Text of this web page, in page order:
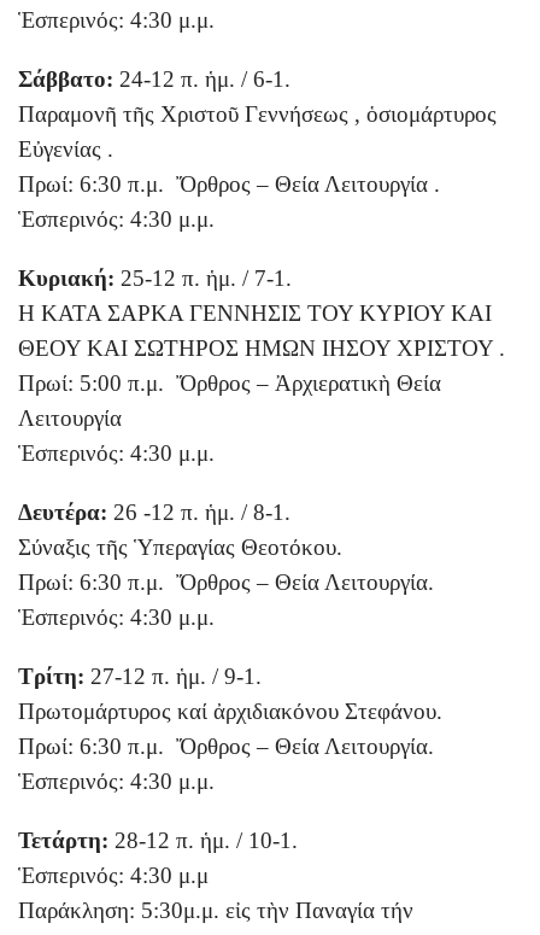
Ἑσπερινός: 4:30 μ.μ.
Σάββατο: 24-12 π. ἡμ. / 6-1.
Παραμονῆ τῆς Χριστοῦ Γεννήσεως , ὁσιομάρτυρος
Εὐγενίας .
Πρωί: 6:30 π.μ. Ὄρθρος – Θεία Λειτουργία .
Ἑσπερινός: 4:30 μ.μ.
Κυριακή: 25-12 π. ἡμ. / 7-1.
Η ΚΑΤΑ ΣΑΡΚΑ ΓΕΝΝΗΣΙΣ ΤΟΥ ΚΥΡΙΟΥ ΚΑΙ
ΘΕΟΥ ΚΑΙ ΣΩΤΗΡΟΣ ΗΜΩΝ ΙΗΣΟΥ ΧΡΙΣΤΟΥ .
Πρωί: 5:00 π.μ. Ὄρθρος – Ἀρχιερατικὴ Θεία
Λειτουργία
Ἑσπερινός: 4:30 μ.μ.
Δευτέρα: 26 -12 π. ἡμ. / 8-1.
Σύναξις τῆς Ὑπεραγίας Θεοτόκου.
Πρωί: 6:30 π.μ. Ὄρθρος – Θεία Λειτουργία.
Ἑσπερινός: 4:30 μ.μ.
Τρίτη: 27-12 π. ἡμ. / 9-1.
Πρωτομάρτυρος καί ἀρχιδιακόνου Στεφάνου.
Πρωί: 6:30 π.μ. Ὄρθρος – Θεία Λειτουργία.
Ἑσπερινός: 4:30 μ.μ.
Τετάρτη: 28-12 π. ἡμ. / 10-1.
Ἑσπερινός: 4:30 μ.μ
Παράκληση: 5:30μ.μ. εἰς τὴν Παναγία τήν